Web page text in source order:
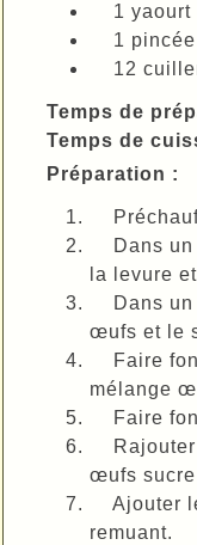
1 yaourt
1 pincée
12
Temps de
Temps de
Préparation :
Dans un
la levure
Dans un
œufs et le
Faire
mélange
Faire
Rajouter
œufs sucre
Ajouter
remuant.